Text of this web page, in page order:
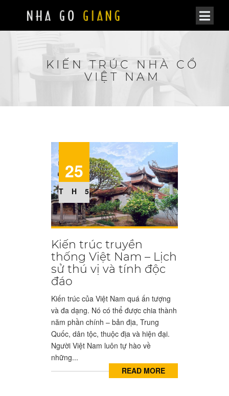
KIẾN TRÚC NHÀ CỔ
VIỆT NAM
25
TH5
Kiến trúc truyền
thống Việt Nam – Lịch
sử thú vị và tính độc
đáo
Kiến trúc của Việt Nam quá ấn tượng
và đa dạng. Nó có thể được chia thành
năm phần chính – bản địa, Trung
Quốc, dân tộc, thuộc địa và hiện đại.
Người Việt Nam luôn tự hào về
những...
READ MORE